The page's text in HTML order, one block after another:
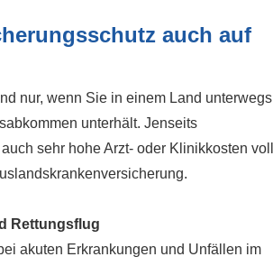
auch auf
nur, wenn Sie in einem Land unterwegs
unterhält. Jenseits
sehr hohe Arzt- oder Klinikkosten voll
Rettungsflug
akuten Erkrankungen und Unfällen im